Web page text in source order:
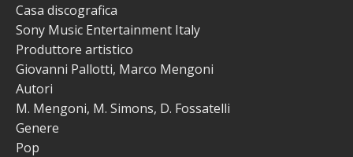
Casa discografica
Sony Music Entertainment Italy
Produttore artistico
Giovanni Pallotti, Marco Mengoni
Autori
M. Mengoni, M. Simons, D. Fossatelli
Genere
Pop